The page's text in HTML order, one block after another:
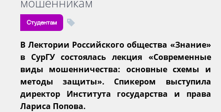
Студентам
В Лектории Российского общества «Знание»
в СурГУ состоялась лекция «Современные
виды мошенничества: основные схемы и
методы защиты». Спикером выступила
директор Института государства и права
Лариса Попова.